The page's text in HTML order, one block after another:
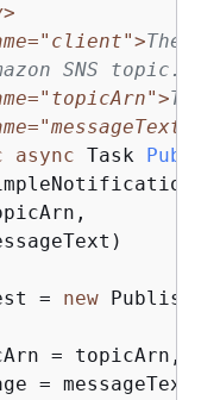
The
SNS topic.
async Task
)
= new
= topicArn,
= messageText,